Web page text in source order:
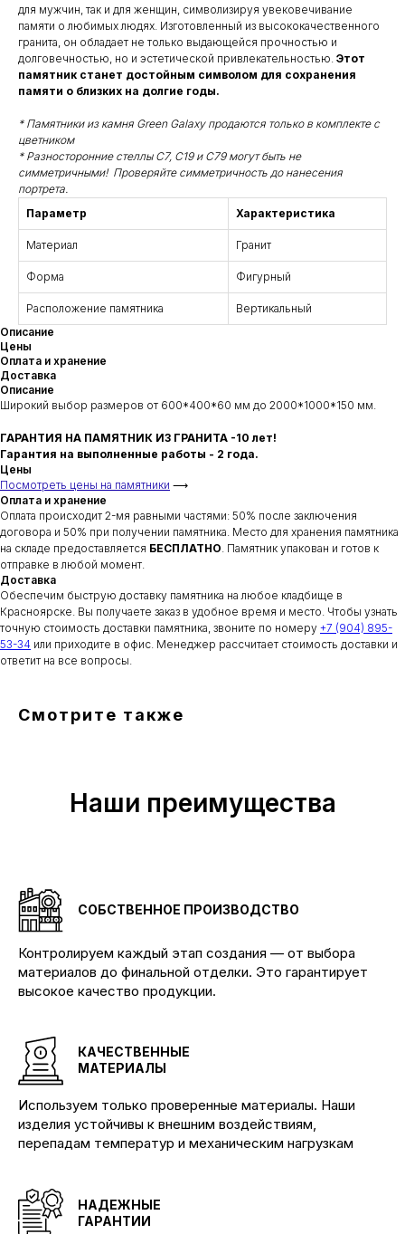
для мужчин, так и для женщин, символизируя увековечивание
памяти о любимых людях. Изготовленный из высококачественного
гранита, он обладает не только выдающейся прочностью и
долговечностью, но и эстетической привлекательностью. Этот
памятник станет достойным символом для сохранения
памяти о близких на долгие годы.
* Памятники из камня Green Galaxy продаются только в комплекте с
цветником
* Разносторонние стеллы С7, С19 и С79 могут быть не
симметричными! Проверяйте симметричность до нанесения
портрета.
Параметр
Характеристика
Материал Гранит
Форма Фигурный
Расположение памятника
Вертикальный
Описание
Цены
Оплата и хранение
Доставка
Описание
Широкий выбор размеров от 600*400*60 мм до 2000*1000*150 мм.
ГАРАНТИЯ НА ПАМЯТНИК ИЗ ГРАНИТА -10 лет!
Гарантия на выполненные работы - 2 года.
Цены
Посмотреть цены на памятники ⟶
Оплата и хранение
Оплата происходит 2-мя равными частями: 50% после заключения
договора и 50% при получении памятника. Место для хранения памятника
на складе предоставляется БЕСПЛАТНО. Памятник упакован и готов к
отправке в любой момент.
Доставка
Обеспечим быструю доставку памятника на любое кладбище в
Красноярске. Вы получаете заказ в удобное время и место. Чтобы узнать
точную стоимость доставки памятника, звоните по номеру +7 (904) 895-
53-34 или приходите в офис. Менеджер рассчитает стоимость доставки и
ответит на все вопросы.
Смотрите также
Наши преимущества
СОБСТВЕННОЕ ПРОИЗВОДСТВО
Контролируем каждый этап создания — от выбора
материалов до финальной отделки. Это гарантирует
высокое качество продукции.
КАЧЕСТВЕННЫЕ
МАТЕРИАЛЫ
Используем только проверенные материалы. Наши
изделия устойчивы к внешним воздействиям,
перепадам температур и механическим нагрузкам
НАДЕЖНЫЕ
ГАРАНТИИ